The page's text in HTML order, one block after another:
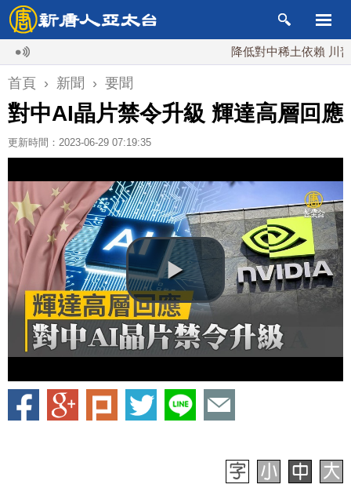
降低對中稀土依賴 川普宣布
首頁 › 新聞 › 要聞
對中AI晶片禁令升級 輝達高層回應
更新時間：2023-06-29 07:19:35